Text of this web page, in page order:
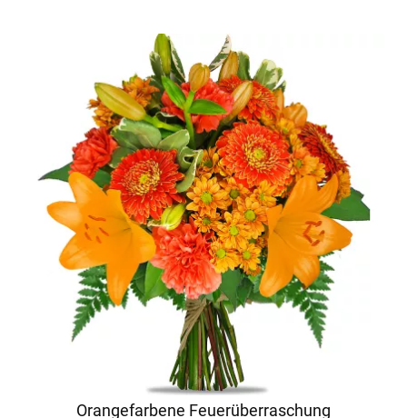
Orangefarbene Feuerüberraschung